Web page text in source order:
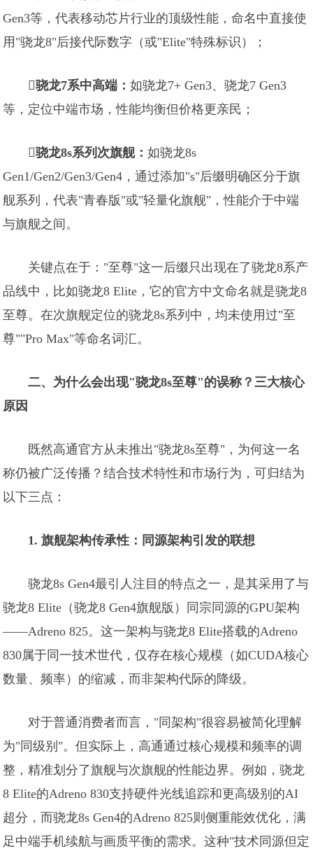
Gen3等，代表移动芯片行业的顶级性能，命名中直接使
用"骁龙8"后接代际数字（或"Elite"特殊标识）；
骁龙7系中高端：如骁龙7+ Gen3、骁龙7 Gen3
等，定位中端市场，性能均衡但价格更亲民；
骁龙8s系列次旗舰：如骁龙8s
Gen1/Gen2/Gen3/Gen4，通过添加"s"后缀明确区分于旗
舰系列，代表"青春版"或"轻量化旗舰"，性能介于中端
与旗舰之间。
关键点在于："至尊"这一后缀只出现在了骁龙8系产
品线中，比如骁龙8 Elite，它的官方中文命名就是骁龙8
至尊。在次旗舰定位的骁龙8s系列中，均未使用过"至
尊""Pro Max"等命名词汇。
二、为什么会出现"骁龙8s至尊"的误称？三大核心
原因
既然高通官方从未推出"骁龙8s至尊"，为何这一名
称仍被广泛传播？结合技术特性和市场行为，可归结为
以下三点：
1. 旗舰架构传承性：同源架构引发的联想
骁龙8s Gen4最引人注目的特点之一，是其采用了与
骁龙8 Elite（骁龙8 Gen4旗舰版）同宗同源的GPU架构
——Adreno 825。这一架构与骁龙8 Elite搭载的Adreno
830属于同一技术世代，仅存在核心规模（如CUDA核心
数量、频率）的缩减，而非架构代际的降级。
对于普通消费者而言，"同架构"很容易被简化理解
为"同级别"。但实际上，高通通过核心规模和频率的调
整，精准划分了旗舰与次旗舰的性能边界。例如，骁龙
8 Elite的Adreno 830支持硬件光线追踪和更高级别的AI
超分，而骁龙8s Gen4的Adreno 825则侧重能效优化，满
足中端手机续航与画质平衡的需求。这种"技术同源但定